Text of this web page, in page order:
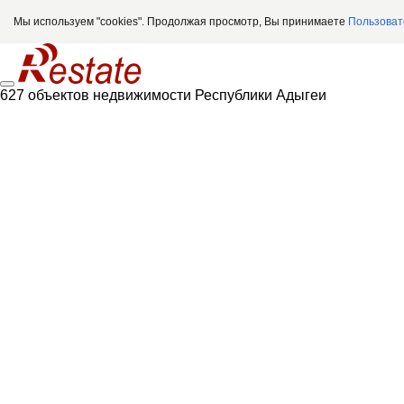
Мы используем "cookies". Продолжая просмотр, Вы принимаете
627 объектов недвижимости Республики Адыгеи